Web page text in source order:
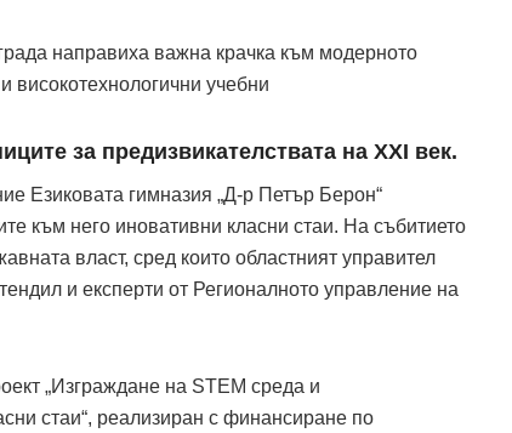
направиха важна крачка към модерното
високотехнологични учебни
за предизвикателствата на XXI век.
Езиковата гимназия „Д-р Петър Берон“
към него иновативни класни стаи. На събитието
власт, сред които областният управител
и експерти от Регионалното управление на
„Изграждане на STEM среда и
стаи“, реализиран с финансиране по